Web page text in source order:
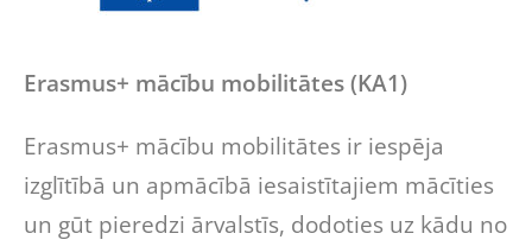
Erasmus+ mācību mobilitātes (KA1)
Erasmus+ mācību mobilitātes ir iespēja
izglītībā un apmācībā iesaistītajiem mācīties
un gūt pieredzi ārvalstīs, dodoties uz kādu no